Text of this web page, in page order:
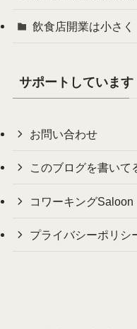
飲食店開業は小さく
サポートしています
お問い合わせ
このブログを書いて
コワーキングSaloon
プライバシーポリシ